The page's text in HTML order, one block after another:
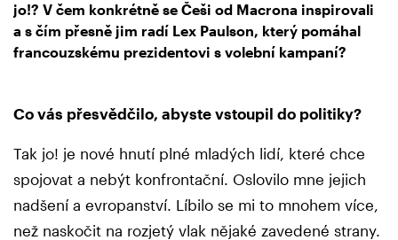
jo!? V čem konkrétně se Češi od Macrona inspirovali
a s čím přesně jim radí Lex Paulson, který pomáhal
francouzskému prezidentovi s volební kampaní?
Co vás přesvědčilo, abyste vstoupil do politiky?
Tak jo! je nové hnutí plné mladých lidí, které chce
spojovat a nebýt konfrontační. Oslovilo mne jejich
nadšení a evropanství. Líbilo se mi to mnohem více,
než naskočit na rozjetý vlak nějaké zavedené strany.